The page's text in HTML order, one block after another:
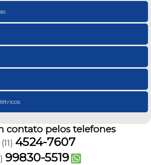
contato pelos telefones
(11) 4524-7607
99830-5519